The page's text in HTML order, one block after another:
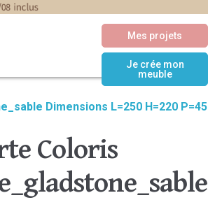
Mes projets
Je crée mon
meuble
Dimensions L=250 H=220 P=45
Coloris